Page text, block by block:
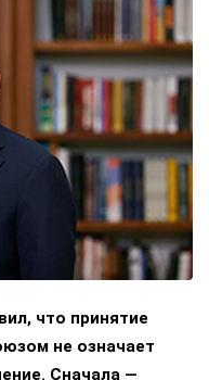
что принятие
не означает
Сначала —